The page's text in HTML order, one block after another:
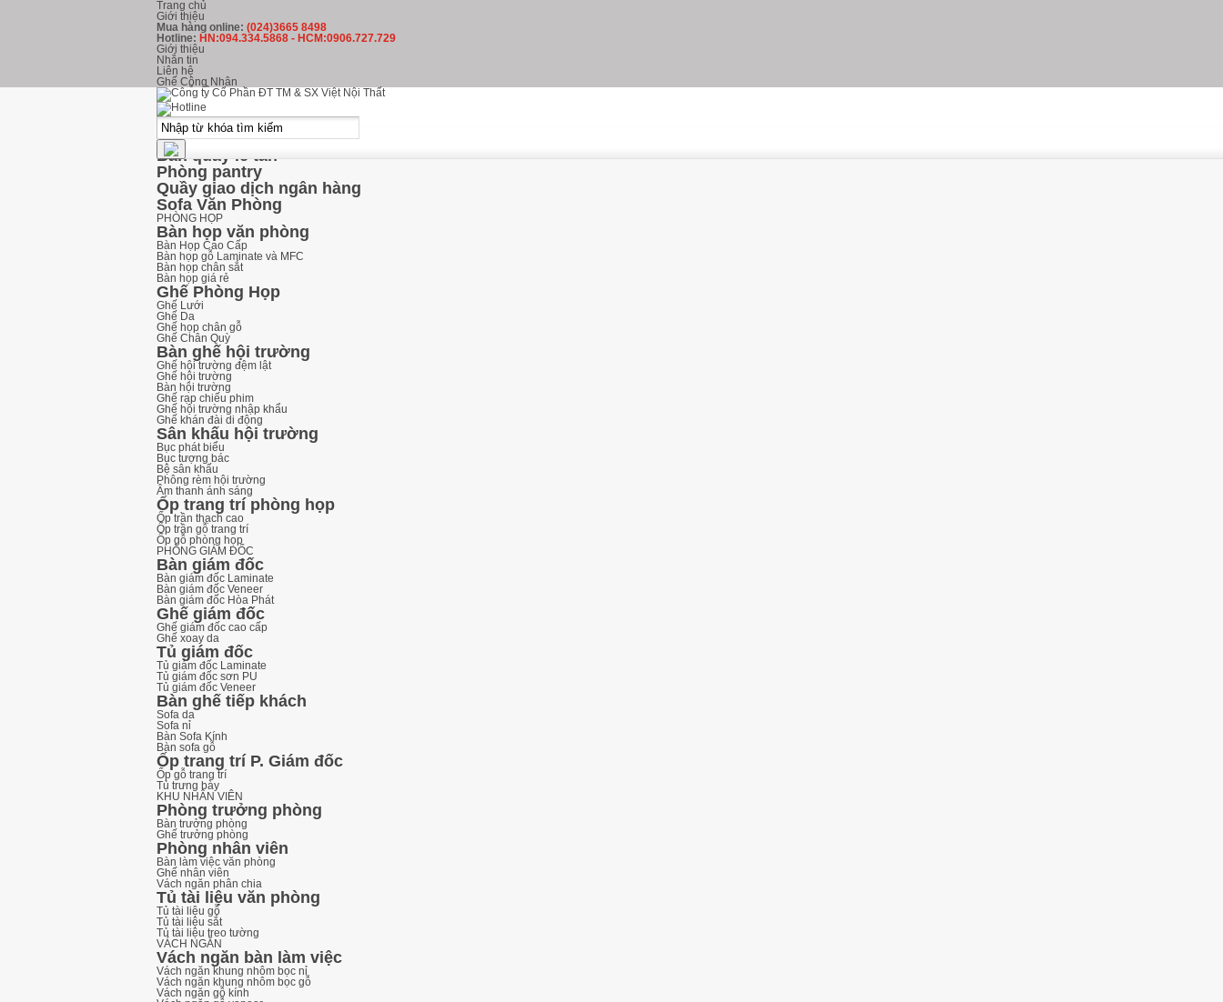
Trang chủ
Giới thiệu
Mua hàng online: (024)3665 8498
Hotline: HN:094.334.5868 - HCM:0906.727.729
Giới thiệu
Nhắn tin
Liên hệ
Ghế Công Nhân
kHU LỄ TÂN
Ghế Phòng Chờ
Ghế băng chờ inox
Ghế băng chờ nhựa
Ghế băng chờ Hòa Phát
Bàn quầy lễ tân
Phòng pantry
Quầy giao dịch ngân hàng
Sofa Văn Phòng
PHÒNG HỌP
Bàn họp văn phòng
Bàn Họp Cao Cấp
Bàn họp gỗ Laminate và MFC
Bàn họp chân sắt
Bàn họp giá rẻ
Ghế Phòng Họp
Ghế Lưới
Ghế Da
Ghế họp chân gỗ
Ghế Chân Quỳ
Bàn ghế hội trường
Ghế hội trường đệm lật
Ghế hội trường
Bàn hội trường
Ghế rạp chiếu phim
Ghế hội trường nhập khẩu
Ghế khán đài di động
Sân khấu hội trường
Bục phát biểu
Bục tượng bác
Bệ sân khấu
Phông rèm hội trường
Âm thanh ánh sáng
Ốp trang trí phòng họp
Ốp trần thạch cao
Ốp trần gỗ trang trí
Ốp gỗ phòng họp
PHÒNG GIÁM ĐỐC
Bàn giám đốc
Bàn giám đốc Laminate
Bàn giám đốc Veneer
Bàn giám đốc Hòa Phát
Ghế giám đốc
Ghế giám đốc cao cấp
Ghế xoay da
Tủ giám đốc
Tủ giám đốc Laminate
Tủ giám đốc sơn PU
Tủ giám đốc Veneer
Bàn ghế tiếp khách
Sofa da
Sofa nỉ
Bàn Sofa Kính
Bàn sofa gỗ
Ốp trang trí P. Giám đốc
Ốp gỗ trang trí
Tủ trưng bày
KHU NHÂN VIÊN
Phòng trưởng phòng
Bàn trưởng phòng
Ghế trưởng phòng
Phòng nhân viên
Bàn làm việc văn phòng
Ghế nhân viên
Vách ngăn phân chia
Tủ tài liệu văn phòng
Tủ tài liệu gỗ
Tủ tài liệu sắt
Tủ tài liệu treo tường
VÁCH NGĂN
Vách ngăn bàn làm việc
Vách ngăn khung nhôm bọc nỉ
Vách ngăn khung nhôm bọc gỗ
Vách ngăn gỗ kính